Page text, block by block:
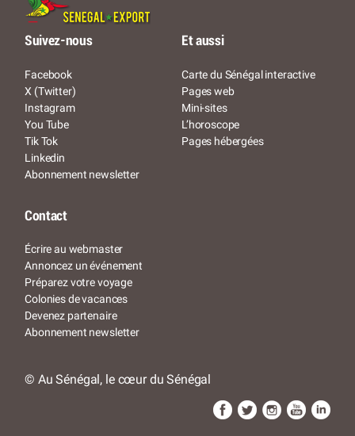
Suivez-nous
Facebook
X (Twitter)
Instagram
You Tube
Tik Tok
Linkedin
Abonnement newsletter
Et aussi
Carte du Sénégal interactive
Pages web
Mini-sites
L’horoscope
Pages hébergées
Contact
Écrire au webmaster
Annoncez un événement
Préparez votre voyage
Colonies de vacances
Devenez partenaire
Abonnement newsletter
© Au Sénégal, le cœur du Sénégal